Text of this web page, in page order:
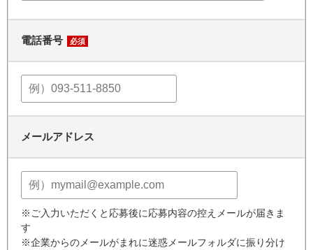
電話番号 必須
メールアドレス
※ご入力いただくと応募後に応募内容の控えメールが届きま
す
※企業からのメールがまれに迷惑メールフォルダに振り分け